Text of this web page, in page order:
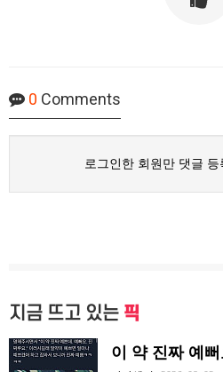
0 Comments
로그인한 회원만 댓글 등
지금 뜨고 있는 픽
이 약 진짜 예